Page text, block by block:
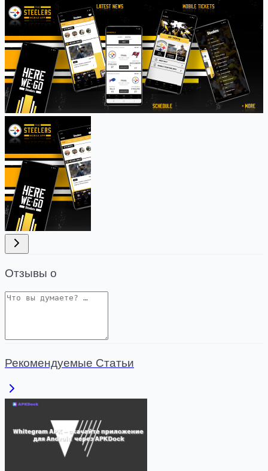
Отзывы о
Рекомендуемые Статьи